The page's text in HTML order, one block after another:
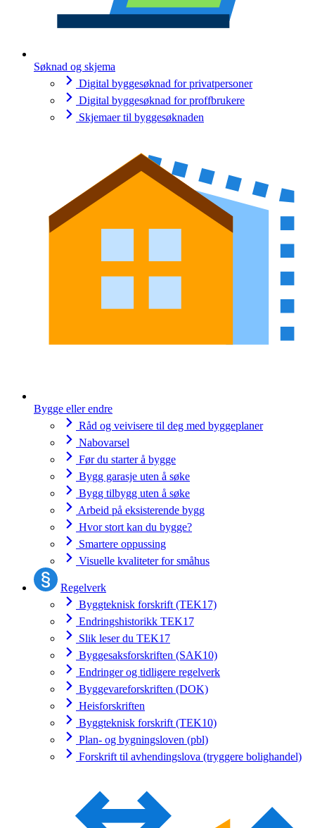
Søknad og skjema
Digital byggesøknad for privatpersoner
Digital byggesøknad for proffbrukere
Skjemaer til byggesøknaden
Bygge eller endre
Råd og veivisere til deg med byggeplaner
Nabovarsel
Før du starter å bygge
Bygg garasje uten å søke
Bygg tilbygg uten å søke
Arbeid på eksisterende bygg
Hvor stort kan du bygge?
Smartere oppussing
Visuelle kvaliteter for småhus
Regelverk
Byggteknisk forskrift (TEK17)
Endringshistorikk TEK17
Slik leser du TEK17
Byggesaksforskriften (SAK10)
Endringer og tidligere regelverk
Byggevareforskriften (DOK)
Heisforskriften
Byggteknisk forskrift (TEK10)
Plan- og bygningsloven (pbl)
Forskrift til avhendingslova (tryggere bolighandel)